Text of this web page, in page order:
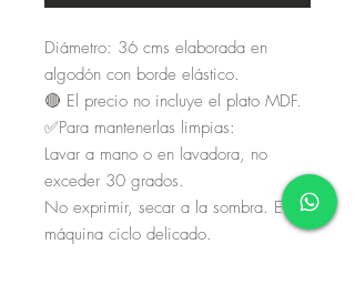
Diámetro: 36 cms elaborada en
algodón con borde elástico.
🔴 El precio no incluye el plato MDF.
✅Para mantenerlas limpias:
Lavar a mano o en lavadora, no
exceder 30 grados.
No exprimir, secar a la sombra. En
máquina ciclo delicado.